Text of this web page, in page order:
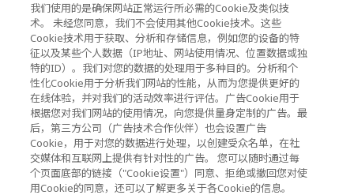
KIOXIA Holdings Corporation Home
投资人关系
隐私政策
我们使用的是确保网站正常运行所必需的Cookie及类似技
术。 未经您同意，我们不会使用其他Cookie技术。这些
Cookie技术用于获取、分析和存储信息，例如您的设备的特
征以及某些个人数据（IP地址、网站使用情况、位置数据或独
特的ID）。我们对您的数据的处理用于多种目的。分析和个
性化Cookie用于分析我们网站的性能，从而为您提供更好的
在线体验，并对我们的活动效率进行评估。广告Cookie用于
根据您对我们网站的使用情况，向您提供量身定制的广告。最
后，第三方公司（广告技术合作伙伴）也会设置广告
Cookie，用于对您的数据进行处理，以创建受众名单，在社
交媒体和互联网上提供有针对性的广告。 您可以随时通过每
个页面底部的链接（"Cookie设置"）同意、拒绝或撤回您对使
用Cookie的同意，还可以了解更多关于各Cookie的信息。